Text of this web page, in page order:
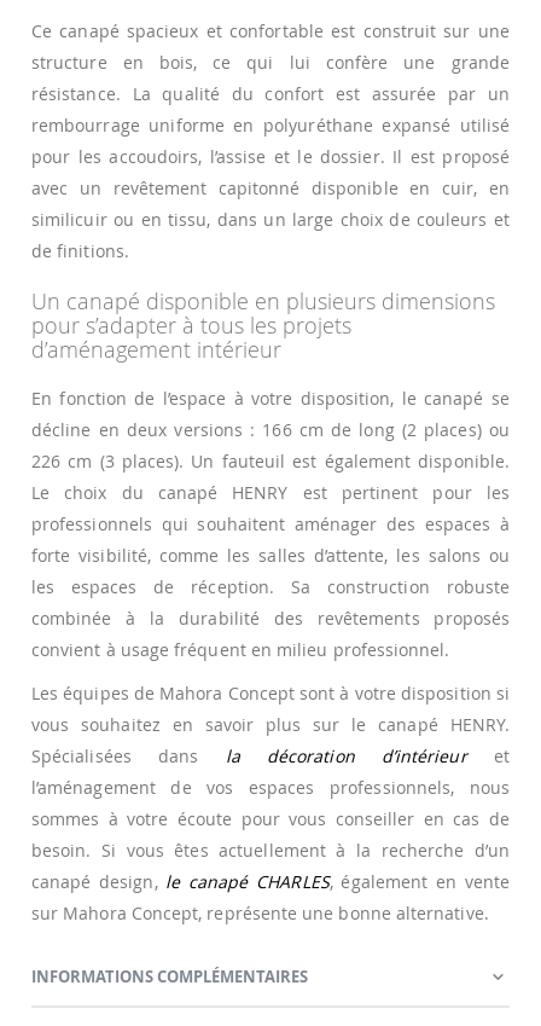
Ce canapé spacieux et confortable est construit sur une
structure en bois, ce qui lui confère une grande
résistance. La qualité du confort est assurée par un
rembourrage uniforme en polyuréthane expansé utilisé
pour les accoudoirs, l’assise et le dossier. Il est proposé
avec un revêtement capitonné disponible en cuir, en
similicuir ou en tissu, dans un large choix de couleurs et
de finitions.
Un canapé disponible en plusieurs dimensions
pour s’adapter à tous les projets
d’aménagement intérieur
En fonction de l’espace à votre disposition, le canapé se
décline en deux versions : 166 cm de long (2 places) ou
226 cm (3 places). Un fauteuil est également disponible.
Le choix du canapé HENRY est pertinent pour les
professionnels qui souhaitent aménager des espaces à
forte visibilité, comme les salles d’attente, les salons ou
les espaces de réception. Sa construction robuste
combinée à la durabilité des revêtements proposés
convient à usage fréquent en milieu professionnel.
Les équipes de Mahora Concept sont à votre disposition si
vous souhaitez en savoir plus sur le canapé HENRY.
Spécialisées dans la décoration d’intérieuret
l’aménagement de vos espaces professionnels, nous
sommes à votre écoute pour vous conseiller en cas de
besoin. Si vous êtes actuellement à la recherche d’un
canapé design, le canapé CHARLES, également en vente
sur Mahora Concept, représente une bonne alternative.
INFORMATIONS COMPLÉMENTAIRES